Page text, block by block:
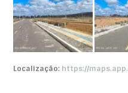
Localização: https://